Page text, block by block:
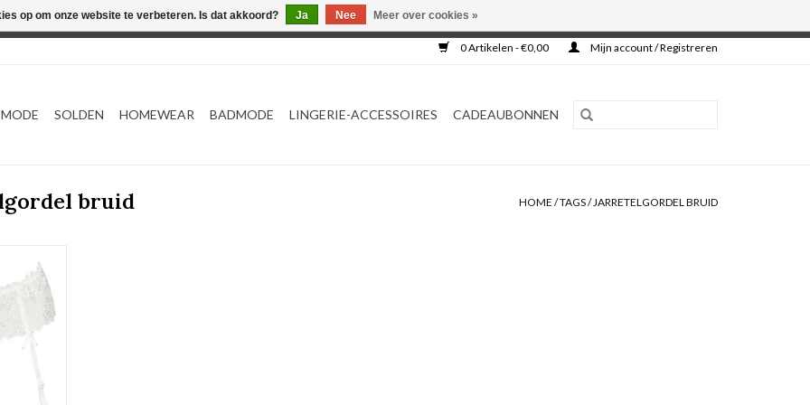
0 Artikelen - €0,00 Mijn account / Registreren
SOLDEN HOMEWEAR BADMODE LINGERIE-ACCESSOIRES CADEAUBONNEN
bruid HOME /TAGS/JARRETELGORDEL BRUID
op om onze website te verbeteren. Is dat akkoord? Ja Nee Meer over cookies »
Webshop werkt met EU maten. .